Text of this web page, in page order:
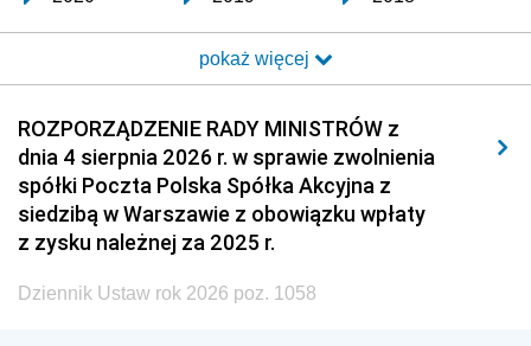
2017 2016 2015
2014 2013 2012
2011 2010 2009
2008 2007 2006
2005 2004 2003
2002 2001
1999 1998
pokaż więcej
ROZPORZĄDZENIE RADY MINISTRÓW z
dnia 4 sierpnia 2026 r. w sprawie zwolnienia
spółki Poczta Polska Spółka Akcyjna z
siedzibą w Warszawie z obowiązku wpłaty
z zysku należnej za 2025 r.
Dziennik Ustaw rok 2026 poz. 1058